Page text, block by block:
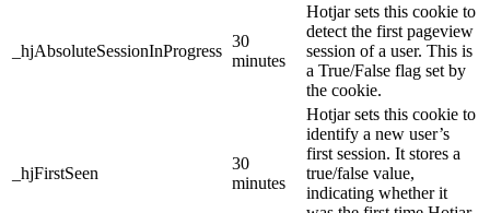
_hjAbsoluteSessionInProgress
30
minutes
Hotjar sets this cookie to
detect the first pageview
session of a user. This is
a True/False flag set by
the cookie.
_hjFirstSeen
30
minutes
Hotjar sets this cookie to
identify a new user’s
first session. It stores a
true/false value,
indicating whether it